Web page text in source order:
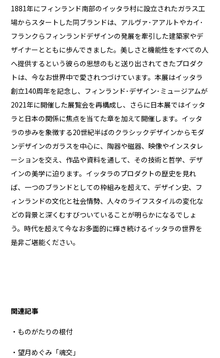
1881年にフィンランド南部のイッタラ村に設立されたガラス工
場からスタートした同ブランドは、アルヴァ･アアルトやカイ･
フランクらフィンランドデザインの発展を牽引した建築家やデ
ザイナーとともに歩んできました。美しさと機能性をすべての人
へ提供するという彼らの思想のもと送り出されてきたプロダク
トは、今なお世界中で愛されつづけています。本展はイッタラ
創立140周年を記念し、フィンランド･デザイン･ミュージアムが
2021年に開催した展覧会を再構成し、さらに日本展ではイッタ
ラと日本の関係に焦点を当てた章を加えて開催します。イッタ
ラの歩みを象徴する20世紀半ばのクラシックデザインからモダ
ンデザインのガラスを中心に、陶器や磁器、映像やインスタレ
ーションを交え、作品や資料を通して、その技術と哲学、デザ
インの美学に迫ります。イッタラのプロダクトの歴史を見れ
ば、一つのブランドとしての枠組みを超えて、デザイン史、フ
ィンランドの文化と社会情勢、人々のライフスタイルの変化な
どの背景と深くむすびついていることが明らかになるでしょ
う。時代を超えて今なお多面的に輝き続けるイッタラの世界を
是非ご堪能ください。
関連記事
・ものがたりの根付
・望月めぐみ「魂交」